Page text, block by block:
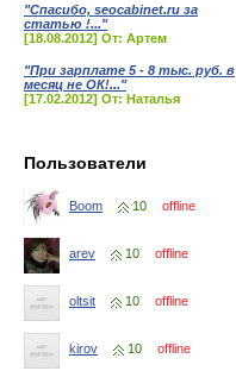
"Спасибо, seocabinet.ru за
статью !..."
[18.08.2012] От: Артем
"При зарплате 5 - 8 тыс. руб. в
месяц не ОК!..."
[17.02.2012] От: Наталья
Пользователи
Boom 10 offline
arev 10 offline
oltsit 10 offline
kirov 10 offline